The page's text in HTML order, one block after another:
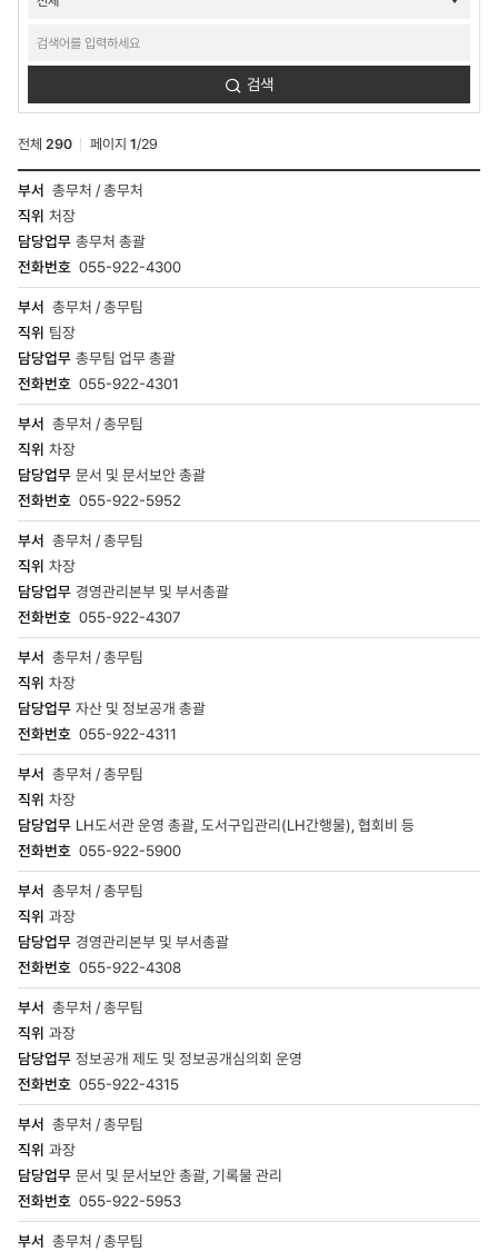
검색
전체 290 페이지 1/29
연락처검색
결과
-
부서,
이름,
담당업무,
전화번호
총무처 / 총무처
처장
총무처 총괄
055-922-4300
총무처 / 총무팀
팀장
총무팀 업무 총괄
055-922-4301
총무처 / 총무팀
차장
문서 및 문서보안 총괄
055-922-5952
총무처 / 총무팀
차장
경영관리본부 및 부서총괄
055-922-4307
총무처 / 총무팀
차장
자산 및 정보공개 총괄
055-922-4311
총무처 / 총무팀
차장
LH도서관 운영 총괄, 도서구입관리(LH간행물), 협회비 등
055-922-5900
총무처 / 총무팀
과장
경영관리본부 및 부서총괄
055-922-4308
총무처 / 총무팀
과장
정보공개 제도 및 정보공개심의회 운영
055-922-4315
총무처 / 총무팀
과장
문서 및 문서보안 총괄, 기록물 관리
055-922-5953
총무처 / 총무팀